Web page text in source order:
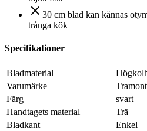
30 cm blad kan kännas
trånga kök
Specifikationer
Bladmaterial
Varumärke
Färg
svart
Handtagets material
Trä
Bladkant
Enkel